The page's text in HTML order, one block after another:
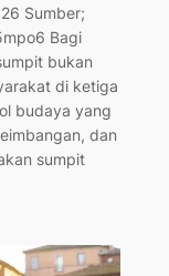
Sumber;
Bagi
bukan
di ketiga
budaya yang
dan
sumpit